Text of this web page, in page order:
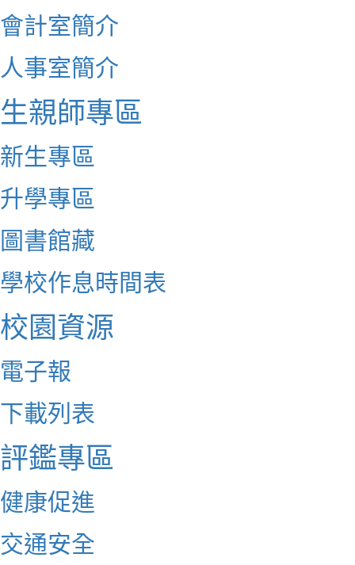
會計室簡介
人事室簡介
生親師專區
新生專區
升學專區
圖書館藏
學校作息時間表
校園資源
電子報
下載列表
評鑑專區
健康促進
交通安全